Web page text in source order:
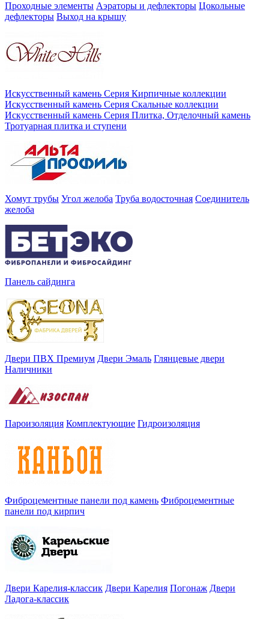
Проходные элементы Аэраторы и дефлекторы Цокольные
дефлекторы Выход на крышу
Искусственный камень Серия Кирпичные коллекции
Искусственный камень Серия Скальные коллекции
Искусственный камень Серия Плитка, Отделочный камень
Тротуарная плитка и ступени
Хомут трубы Угол желоба Труба водосточная Соединитель
желоба
Панель сайдинга
Двери ПВХ Премиум Двери Эмаль Глянцевые двери
Наличники
Пароизоляция Комплектующие Гидроизоляция
Фиброцементные панели под камень Фиброцементные
панели под кирпич
Двери Карелия-классик Двери Карелия Погонаж Двери
Ладога-классик